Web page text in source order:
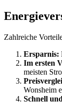
Zahlreiche
Ersparnis:
Im ersten
meisten
Wonsheim
Schnell